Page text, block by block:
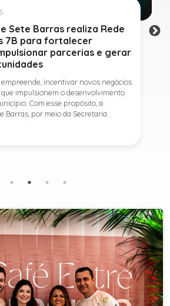
Sete Barras realiza Rede
7B para fortalecer
parcerias e gerar
incentivar novos negócios
impulsionem o desenvolvimento
Com esse propósito, a
Barras, por meio da Secretaria
e Desenvolvimento Econômico,
terça-feira (11) a Rede de Negócios
e fundador da empresa Seu
estratégias para
fortalecer relacionamentos
as oportunidades de
Municipal de Turismo e
Econômico, Edna Carvalho, a Rede de
mais uma iniciativa da gestão
para fortalecer o
e incentivar o crescimento das